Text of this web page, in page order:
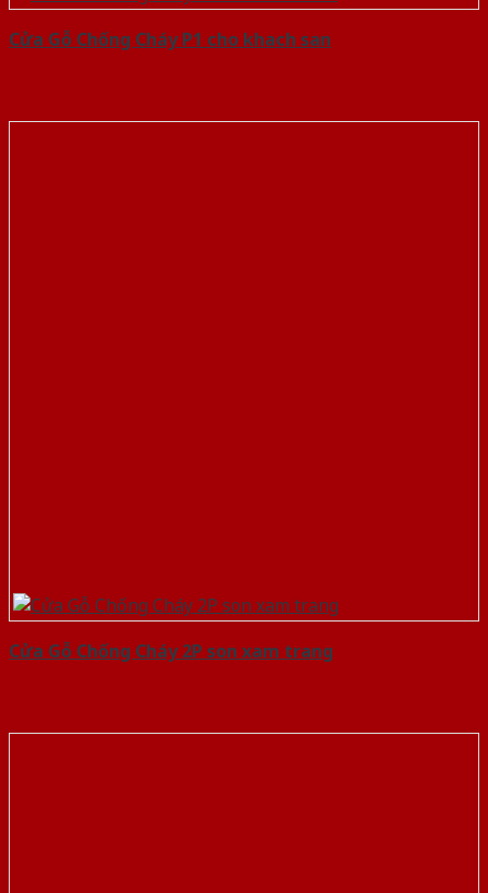
Cửa Gỗ Chống Cháy P1 cho khach san
Cửa Gỗ Chống Cháy 2P son xam trang